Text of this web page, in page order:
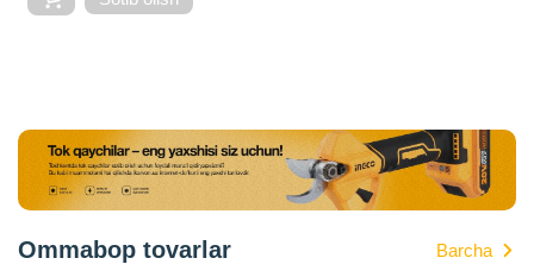
Ommabop tovarlar Barcha